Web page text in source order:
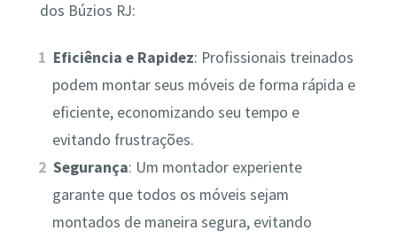
dos Búzios RJ:
Eficiência e Rapidez: Profissionais treinados
podem montar seus móveis de forma rápida e
eficiente, economizando seu tempo e
evitando frustrações.
Segurança: Um montador experiente
garante que todos os móveis sejam
montados de maneira segura, evitando